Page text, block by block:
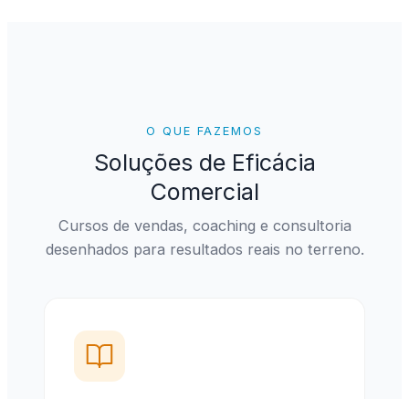
O QUE FAZEMOS
Soluções de Eficácia
Comercial
Cursos de vendas, coaching e consultoria
desenhados para resultados reais no terreno.